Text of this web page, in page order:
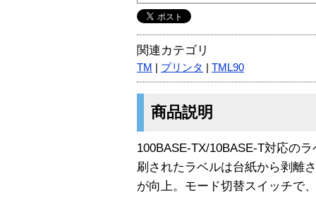
関連カテゴリ
TM プリンタ TML90
商品説明
100BASE-TX/10BASE-T対応の
刷されたラベルは台紙から剥離
が向上。モード切替スイッチで